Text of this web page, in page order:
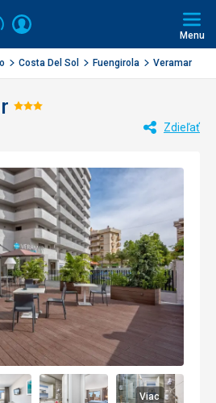
Volajte
+421
2
3221
Prihlásiť
Menu
Costa Del Sol Fuengirola Veramar
Hodnotenie:
Zdieľať
Viac